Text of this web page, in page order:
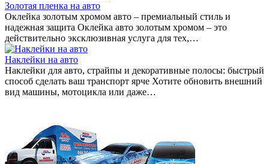
Золотая пленка на авто
Оклейка золотым хромом авто – премиальный стиль и
надежная защита Оклейка авто золотым хромом – это
действительно эксклюзивная услуга для тех,…
Наклейки на авто
Наклейки для авто, страйпы и декоративные полосы: быстрый
способ сделать ваш транспорт ярче Хотите обновить внешний
вид машины, мотоцикла или даже…